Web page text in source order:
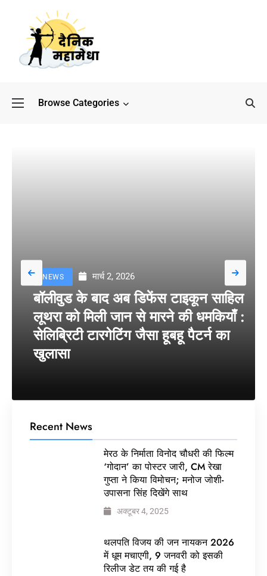
Browse Categories
NEWS मार्च 2, 2026
बॉलीवुड के बाद अब डिफेंस टाइकून साहिल
लूथरा को मिली जान से मारने की धमकियाँ :
सेलिब्रिटी टारगेटिंग जैसा हूबहू पैटर्न का
खुलासा
Recent News
मेरठ के निर्माता विनोद चौधरी की फिल्म
‘गोदान’ का पोस्टर जारी, CM रेखा
गुप्ता ने किया विमोचन; मनोज जोशी-
उपासना सिंह दिखेंगे साथ
अक्टूबर 4, 2025
थलपति विजय की जन नायकन 2026
में धूम मचाएगी, 9 जनवरी को इसकी
रिलीज डेट तय की गई है